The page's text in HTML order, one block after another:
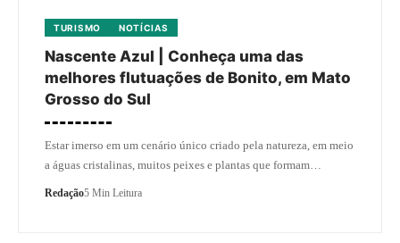
TURISMO NOTÍCIAS
Nascente Azul | Conheça uma das
melhores flutuações de Bonito, em Mato
Grosso do Sul
Estar imerso em um cenário único criado pela natureza, em meio
a águas cristalinas, muitos peixes e plantas que formam…
Redação5 Min Leitura